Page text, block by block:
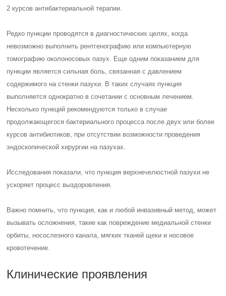
2 курсов антибактериальной терапии.
Редко пункции проводятся в диагностических целях, когда
невозможно выполнить рентгенографию или компьютерную
томографию околоносовых пазух. Еще одним показанием для
пункции является сильная боль, связанная с давлением
содержимого на стенки пазухи. В таких случаях пункция
выполняется однократно в сочетании с основным лечением.
Несколько пункций рекомендуются только в случае
продолжающегося бактериального процесса после двух или более
курсов антибиотиков, при отсутствии возможности проведения
эндоскопической хирургии на пазухах.
Исследования показали, что пункция верхнечелюстной пазухи не
ускоряет процесс выздоровления.
Важно помнить, что пункция, как и любой инвазивный метод, может
вызывать осложнения, такие как повреждение медиальной стенки
орбиты, носослезного канала, мягких тканей щеки и носовое
кровотечение.
Клинические проявления